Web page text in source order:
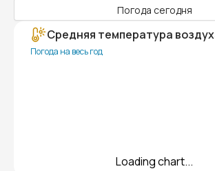
Погода сегодня
Средняя температура
Погода на весь год
Loading chart...